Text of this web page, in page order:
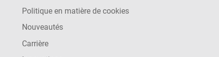
Politique en matière de cookies
Nouveautés
Carrière